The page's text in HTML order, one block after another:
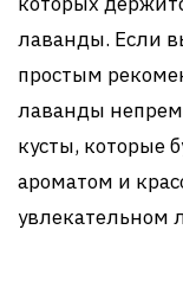
лаванды. Если
простым
лаванды
кусты, которые
ароматом и
увлекательном